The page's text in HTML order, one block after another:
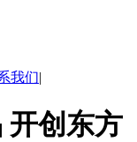
我们|
开创东方